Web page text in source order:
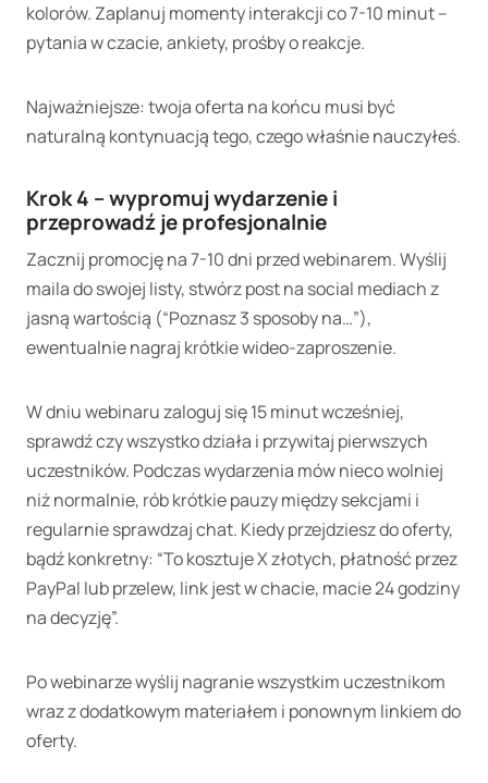
kolorów. Zaplanuj momenty interakcji co 7-10 minut –
pytania w czacie, ankiety, prośby o reakcje.
Najważniejsze: twoja oferta na końcu musi być
naturalną kontynuacją tego, czego właśnie nauczyłeś.
Krok 4 – wypromuj wydarzenie i
przeprowadź je profesjonalnie
Zacznij promocję na 7-10 dni przed webinarem. Wyślij
maila do swojej listy, stwórz post na social mediach z
jasną wartością (“Poznasz 3 sposoby na…”),
ewentualnie nagraj krótkie wideo-zaproszenie.
W dniu webinaru zaloguj się 15 minut wcześniej,
sprawdź czy wszystko działa i przywitaj pierwszych
uczestników. Podczas wydarzenia mów nieco wolniej
niż normalnie, rób krótkie pauzy między sekcjami i
regularnie sprawdzaj chat. Kiedy przejdziesz do oferty,
bądź konkretny: “To kosztuje X złotych, płatność przez
PayPal lub przelew, link jest w chacie, macie 24 godziny
na decyzję”.
Po webinarze wyślij nagranie wszystkim uczestnikom
wraz z dodatkowym materiałem i ponownym linkiem do
oferty.